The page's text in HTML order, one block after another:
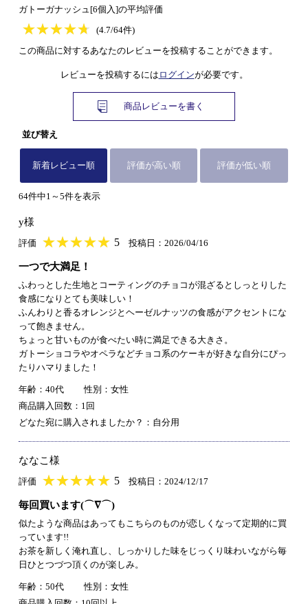
ガトーガナッシュ[6個入]の平均評価
★★★★★
★★★★★
(4.7/64件)
この商品に対するあなたのレビューを投稿することができます。
レビューを投稿するには ログインが必要です。
商品レビューを書く
並び替え
新着レビュー順 評価が高い順 評価が低い順
64件中1～5件を表示
y様
評価 ★★★★★
★★★★★ 5 投稿日：2026/04/16
一つで大満足！
ふわっとした生地とコーティングのチョコが混ざるとしっとりした
食感になりとても美味しい！
ふんわりと香るオレンジとヘーゼルナッツの食感がアクセントにな
って飽きません。
ちょっと甘いものが食べたい時に満足できる大きさ。
ガトーショコラやオペラなどチョコ系のケーキが好きな自分にぴっ
たりハマりました！
年齢：40代
性別：女性
商品購入回数：1回
どなた宛に購入されましたか？：自分用
ななこ様
評価 ★★★★★
★★★★★ 5 投稿日：2024/12/17
毎回買います(⌒∇⌒)
似たような商品はあってもこちらのものが恋しくなって定期的に買
っています!!
お茶を新しく淹れ直し、しっかりした味をじっくり味わいながら毎
日ひとつづつ頂くのが楽しみ。
年齢：50代
性別：女性